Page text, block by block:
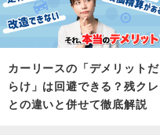
カーリースの「デメリットだ
らけ」は回避できる？残クレ
との違いと併せて徹底解説